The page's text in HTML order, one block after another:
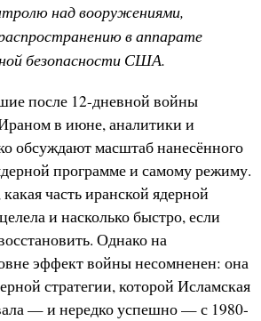
над вооружениями,
в аппарате
безопасности США.
после 12-дневной войны
в июне, аналитики и
обсуждают масштаб нанесённого
программе и самому режиму.
часть иранской ядерной
и насколько быстро, если
Однако на
эффект войны несомненен: она
стратегии, которой Исламская
— и нередко успешно — с 1980-